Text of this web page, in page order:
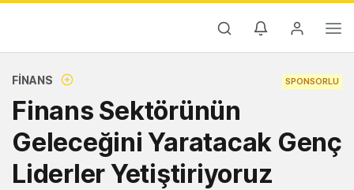
FINANS SPONSORLU
Finans Sektörünün
Geleceğini Yaratacak Genç
Liderler Yetiştiriyoruz